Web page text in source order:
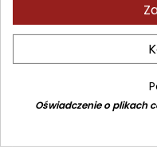
Nakład wyczerpany
Powiadom mnie o
Wprowadź swój adres
Oświadczenie o plikach